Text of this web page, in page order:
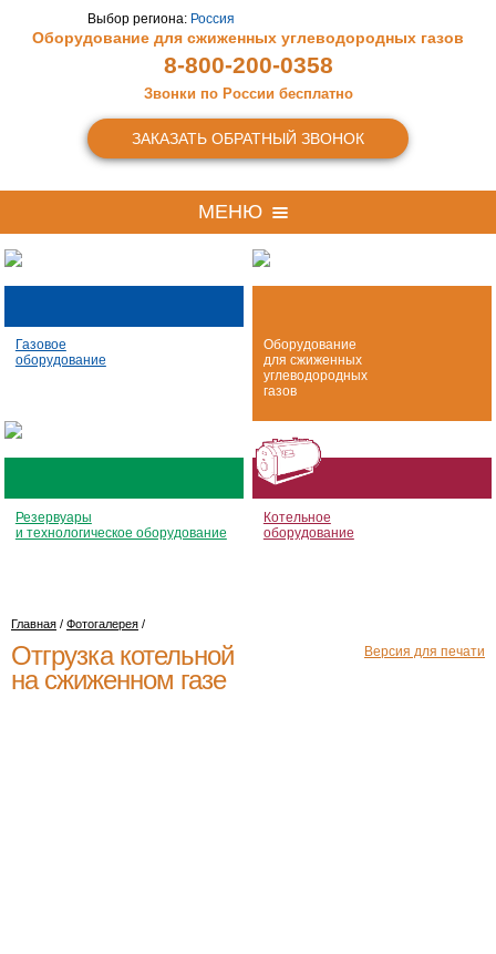
Выбор региона: Россия
Оборудование для сжиженных углеводородных газов
8-800-200-0358
Звонки по России бесплатно
ЗАКАЗАТЬ ОБРАТНЫЙ ЗВОНОК
МЕНЮ
Газовое
оборудование
Оборудование
для сжиженных
углеводородных
газов
Резервуары
и технологическое оборудование
Котельное
оборудование
Главная / Фотогалерея /
Версия для печати
Отгрузка котельной
на сжиженном газе